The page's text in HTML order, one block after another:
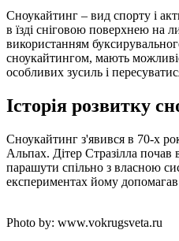
Сноукайтинг – вид спорту і
в їзді сніговою поверхнею на
використанням
сноукайтингом, мають
особливих зусиль і
Історія розвитку
Сноукайтинг з'явився в 70-х
Альпах. Дітер Стразілла почав
парашути спільно з власною
експериментах йому
Photo by: www.vokrugsveta.ru